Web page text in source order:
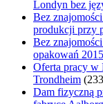
Londyn bez
Bez
produkcji przy
Bez
opakowań 2015
Oferta pracy w
Trondheim
Dam fizyczną